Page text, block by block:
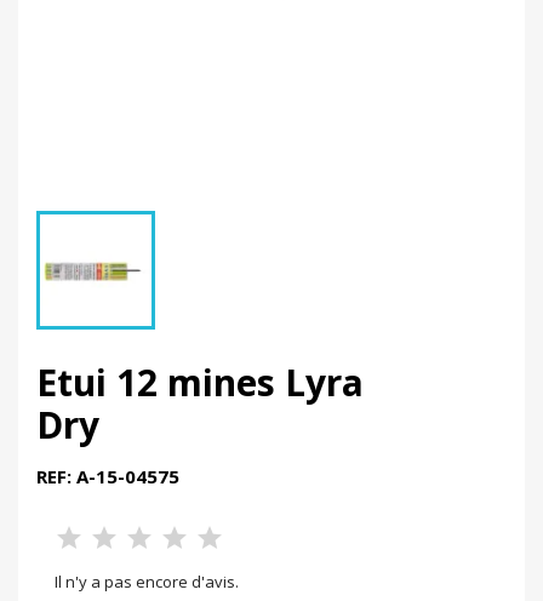
Etui 12 mines Lyra
Dry
REF: A-15-04575
Il n'y a pas encore d'avis.